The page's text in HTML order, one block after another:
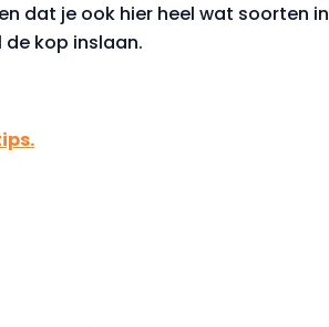
dat je ook hier heel wat soorten in
kop inslaan.